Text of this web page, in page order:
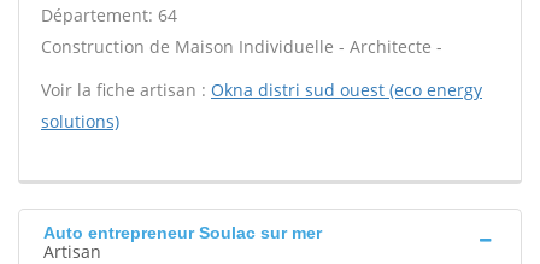
Département: 64
Construction de Maison Individuelle - Architecte -
Voir la fiche artisan : Okna distri sud ouest (eco energy
solutions)
Auto entrepreneur Soulac sur mer
Artisan